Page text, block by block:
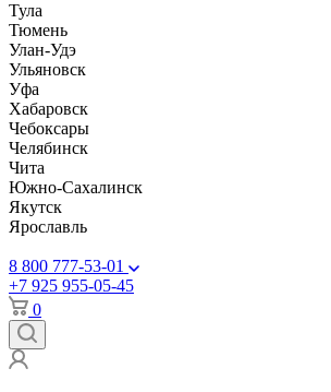
Тула
Тюмень
Улан-Удэ
Ульяновск
Уфа
Хабаровск
Чебоксары
Челябинск
Чита
Южно-Сахалинск
Якутск
Ярославль
8 800 777-53-01
+7 925 955-05-45
0